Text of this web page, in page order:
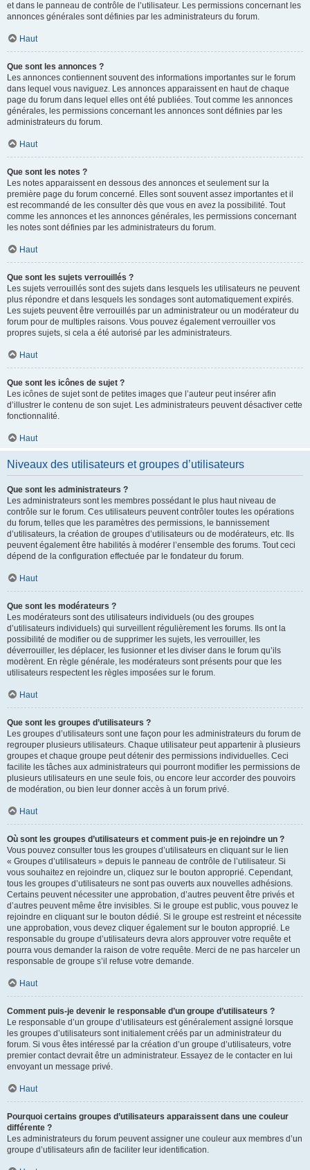
et dans le panneau de contrôle de l’utilisateur. Les permissions concernant les
annonces générales sont définies par les administrateurs du forum.
Haut
Que sont les annonces ?
Les annonces contiennent souvent des informations importantes sur le forum
dans lequel vous naviguez. Les annonces apparaissent en haut de chaque
page du forum dans lequel elles ont été publiées. Tout comme les annonces
générales, les permissions concernant les annonces sont définies par les
administrateurs du forum.
Haut
Que sont les notes ?
Les notes apparaissent en dessous des annonces et seulement sur la
première page du forum concerné. Elles sont souvent assez importantes et il
est recommandé de les consulter dès que vous en avez la possibilité. Tout
comme les annonces et les annonces générales, les permissions concernant
les notes sont définies par les administrateurs du forum.
Haut
Que sont les sujets verrouillés ?
Les sujets verrouillés sont des sujets dans lesquels les utilisateurs ne peuvent
plus répondre et dans lesquels les sondages sont automatiquement expirés.
Les sujets peuvent être verrouillés par un administrateur ou un modérateur du
forum pour de multiples raisons. Vous pouvez également verrouiller vos
propres sujets, si cela a été autorisé par les administrateurs.
Haut
Que sont les icônes de sujet ?
Les icônes de sujet sont de petites images que l’auteur peut insérer afin
d’illustrer le contenu de son sujet. Les administrateurs peuvent désactiver cette
fonctionnalité.
Haut
Niveaux des utilisateurs et groupes d’utilisateurs
Que sont les administrateurs ?
Les administrateurs sont les membres possédant le plus haut niveau de
contrôle sur le forum. Ces utilisateurs peuvent contrôler toutes les opérations
du forum, telles que les paramètres des permissions, le bannissement
d’utilisateurs, la création de groupes d’utilisateurs ou de modérateurs, etc. Ils
peuvent également être habilités à modérer l’ensemble des forums. Tout ceci
dépend de la configuration effectuée par le fondateur du forum.
Haut
Que sont les modérateurs ?
Les modérateurs sont des utilisateurs individuels (ou des groupes
d’utilisateurs individuels) qui surveillent régulièrement les forums. Ils ont la
possibilité de modifier ou de supprimer les sujets, les verrouiller, les
déverrouiller, les déplacer, les fusionner et les diviser dans le forum qu’ils
modèrent. En règle générale, les modérateurs sont présents pour que les
utilisateurs respectent les règles imposées sur le forum.
Haut
Que sont les groupes d’utilisateurs ?
Les groupes d’utilisateurs sont une façon pour les administrateurs du forum de
regrouper plusieurs utilisateurs. Chaque utilisateur peut appartenir à plusieurs
groupes et chaque groupe peut détenir des permissions individuelles. Ceci
facilite les tâches aux administrateurs qui pourront modifier les permissions de
plusieurs utilisateurs en une seule fois, ou encore leur accorder des pouvoirs
de modération, ou bien leur donner accès à un forum privé.
Haut
Où sont les groupes d’utilisateurs et comment puis-je en rejoindre un ?
Vous pouvez consulter tous les groupes d’utilisateurs en cliquant sur le lien
« Groupes d’utilisateurs » depuis le panneau de contrôle de l’utilisateur. Si
vous souhaitez en rejoindre un, cliquez sur le bouton approprié. Cependant,
tous les groupes d’utilisateurs ne sont pas ouverts aux nouvelles adhésions.
Certains peuvent nécessiter une approbation, d’autres peuvent être privés et
d’autres peuvent même être invisibles. Si le groupe est public, vous pouvez le
rejoindre en cliquant sur le bouton dédié. Si le groupe est restreint et nécessite
une approbation, vous devez cliquer également sur le bouton approprié. Le
responsable du groupe d’utilisateurs devra alors approuver votre requête et
pourra vous demander la raison de votre requête. Merci de ne pas harceler un
responsable de groupe s’il refuse votre demande.
Haut
Comment puis-je devenir le responsable d’un groupe d’utilisateurs ?
Le responsable d’un groupe d’utilisateurs est généralement assigné lorsque
les groupes d’utilisateurs sont initialement créés par un administrateur du
forum. Si vous êtes intéressé par la création d’un groupe d’utilisateurs, votre
premier contact devrait être un administrateur. Essayez de le contacter en lui
envoyant un message privé.
Haut
Pourquoi certains groupes d’utilisateurs apparaissent dans une couleur
différente ?
Les administrateurs du forum peuvent assigner une couleur aux membres d’un
groupe d’utilisateurs afin de faciliter leur identification.